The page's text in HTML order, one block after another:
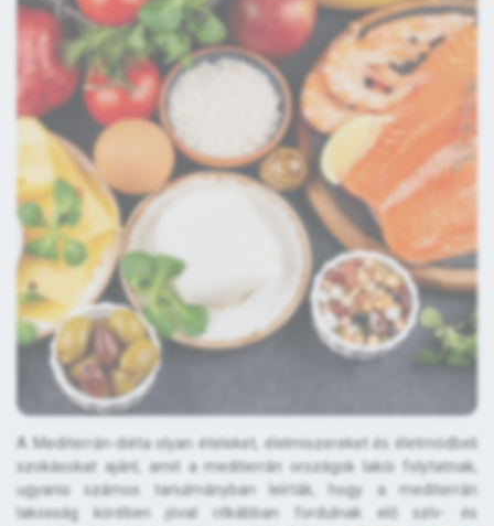
A Mediterrán-diéta olyan ételeket, élelmiszereket és életmódbeli
szokásokat ajánl, amit a mediterrán országok lakói folytatnak,
ugyanis számos tanulmányban leírták, hogy a mediterrán
lakosság körében jóval ritkábban fordulnak elő szív- és